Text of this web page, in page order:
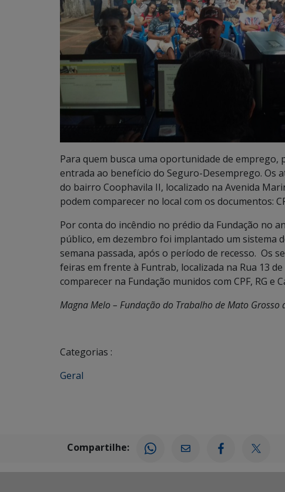
Para quem busca uma oportunidade de
entrada ao benefício do Seguro-Desemprego.
do bairro Coophavila II, localizado na Avenida
podem comparecer no local com os documentos:
Por conta do incêndio no prédio da Fundação no
público, em dezembro foi implantado um sistema
semana passada, após o período de recesso. Os
feiras em frente à Funtrab, localizada na Rua 13
comparecer na Fundação munidos com CPF, RG e
Magna Melo – Fundação do Trabalho de Mato Grosso
Categorias :
Geral
Compartilhe: